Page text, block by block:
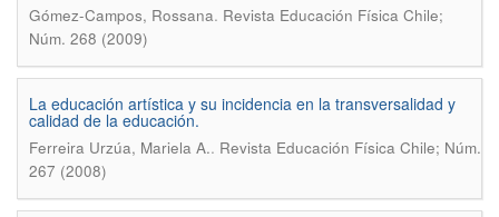
Gómez-Campos, Rossana. Revista Educación Física Chile;
Núm. 268 (2009)
La educación artística y su incidencia en la transversalidad y
calidad de la educación.
Ferreira Urzúa, Mariela A.. Revista Educación Física Chile; Núm.
267 (2008)